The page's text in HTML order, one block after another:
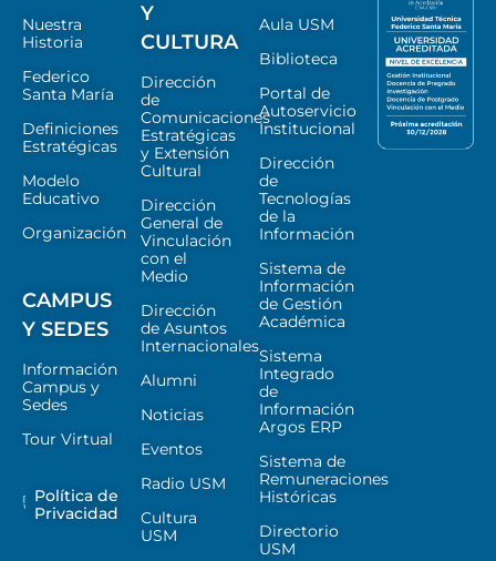
Nuestra
Historia
Federico
Santa María
Definiciones
Estratégicas
Modelo
Educativo
Organización
CAMPUS
Y SEDES
Información
Campus y
Sedes
Tour Virtual
Política de
Privacidad
Y
CULTURA
Dirección
de
Comunicaciones
Estratégicas
y Extensión
Cultural
Dirección
General de
Vinculación
con el
Medio
Dirección
de Asuntos
Internacionales
Alumni
Noticias
Eventos
Radio USM
Cultura
USM
Aula USM
Biblioteca
Portal de
Autoservicio
Institucional
Dirección
de
Tecnologías
de la
Información
Sistema de
Información
de Gestión
Académica
Sistema
Integrado
de
Información
Argos ERP
Sistema de
Remuneraciones
Históricas
Directorio
USM